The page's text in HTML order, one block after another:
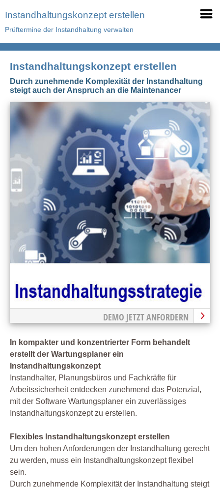
Instandhaltungskonzept erstellen
Prüftermine der Instandhaltung verwalten
Instandhaltungskonzept erstellen
Durch zunehmende Komplexität der Instandhaltung
steigt auch der Anspruch an die Maintenancer
DEMO JETZT ANFORDERN
In kompakter und konzentrierter Form behandelt
erstellt der Wartungsplaner ein
Instandhaltungskonzept
Instandhalter, Planungsbüros und Fachkräfte für
Arbeitssicherheit entdecken zunehmend das Potenzial,
mit der Software Wartungsplaner ein zuverlässiges
Instandhaltungskonzept zu erstellen.
Flexibles Instandhaltungskonzept erstellen
Um den hohen Anforderungen der Instandhaltung gerecht
zu werden, muss ein Instandhaltungskonzept flexibel
sein.
Durch zunehmende Komplexität der Instandhaltung steigt